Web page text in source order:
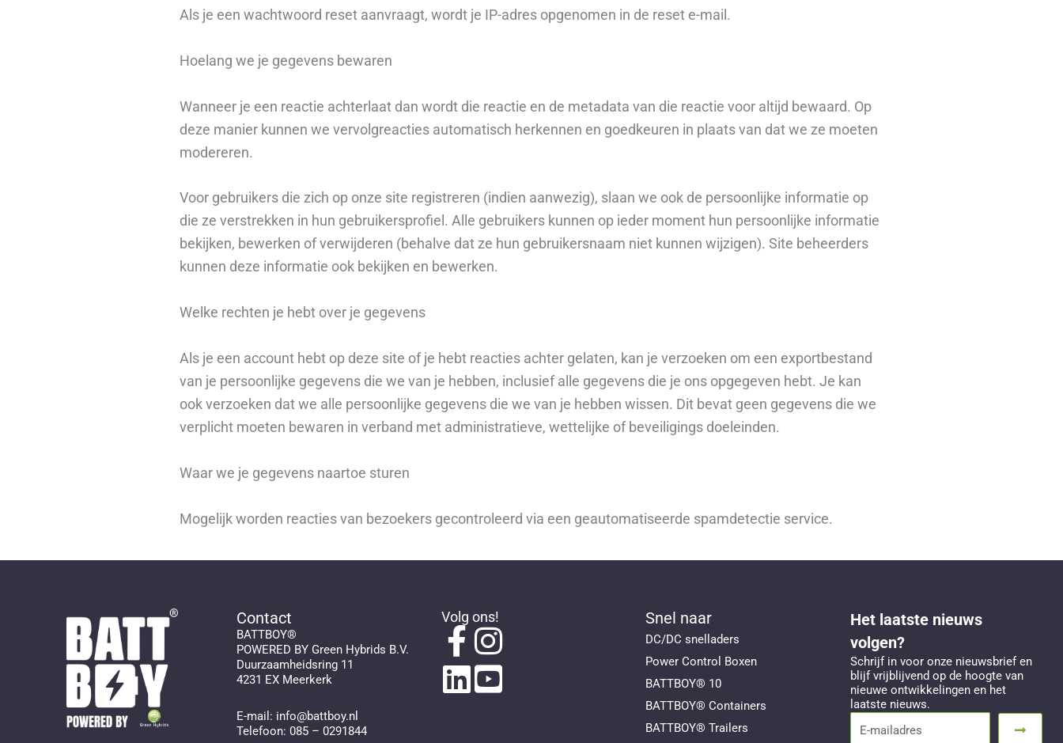
Als je een wachtwoord reset aanvraagt, wordt je IP-adres opgenomen in de reset e-mail.
Hoelang we je gegevens bewaren
Wanneer je een reactie achterlaat dan wordt die reactie en de metadata van die reactie voor altijd bewaard. Op
deze manier kunnen we vervolgreacties automatisch herkennen en goedkeuren in plaats van dat we ze moeten
modereren.
Voor gebruikers die zich op onze site registreren (indien aanwezig), slaan we ook de persoonlijke informatie op
die ze verstrekken in hun gebruikersprofiel. Alle gebruikers kunnen op ieder moment hun persoonlijke informatie
bekijken, bewerken of verwijderen (behalve dat ze hun gebruikersnaam niet kunnen wijzigen). Site beheerders
kunnen deze informatie ook bekijken en bewerken.
Welke rechten je hebt over je gegevens
Als je een account hebt op deze site of je hebt reacties achter gelaten, kan je verzoeken om een exportbestand
van je persoonlijke gegevens die we van je hebben, inclusief alle gegevens die je ons opgegeven hebt. Je kan
ook verzoeken dat we alle persoonlijke gegevens die we van je hebben wissen. Dit bevat geen gegevens die we
verplicht moeten bewaren in verband met administratieve, wettelijke of beveiligings doeleinden.
Waar we je gegevens naartoe sturen
Mogelijk worden reacties van bezoekers gecontroleerd via een geautomatiseerde spamdetectie service.
Contact
BATTBOY®
POWERED BY Green Hybrids B.V.
Duurzaamheidsring 11
4231 EX Meerkerk
E-mail: info@battboy.nl
Telefoon: 085 – 0291844
Volg ons! Snel naar
DC/DC snelladers
Power Control Boxen
BATTBOY® 10
BATTBOY® Containers
BATTBOY® Trailers
Het laatste nieuws
volgen?
Schrijf in voor onze nieuwsbrief en
blijf vrijblijvend op de hoogte van
nieuwe ontwikkelingen en het
laatste nieuws.
E-
Submit